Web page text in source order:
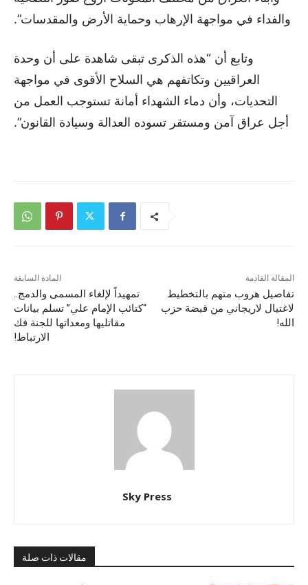
والفداء في مواجهة الإرهاب وحماية الأرض والمقدسات”.
وتابع أن “هذه الذكرى تبقى شاهدة على أن وحدة
العراقيين وتكاتفهم هي السلاح الأقوى في مواجهة
التحديات، وأن دماء الشهداء أمانة تستوجب العمل من
أجل عراق آمن ومستقر تسوده العدالة وسيادة القانون”.
المادة السابقة
تمهيداً لإلغاء المسمى والدمج..
“كتائب الإمام علي” تسلم بيانات
مقاتليها ومعداتها للجنة فك
الارتباط!
المقالة القادمة
تفاصيل هروب متهم بالتخطيط
لاغتيال لاريجاني من قبضة حزب
الله!
Sky Press
مقالات ذات صلة